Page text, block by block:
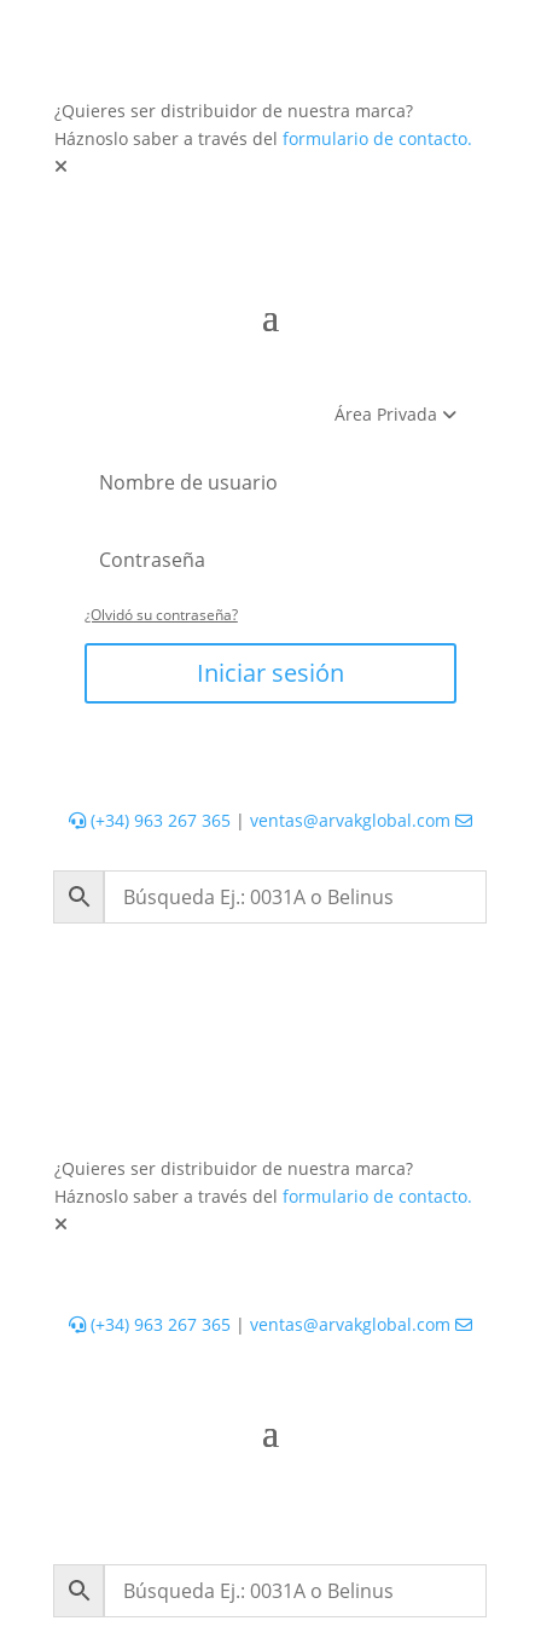
¿Quieres ser distribuidor de nuestra marca?
Háznoslo saber a través del formulario de contacto.
Área Privada
¿Olvidó su contraseña?
Iniciar sesión
(+34) 963 267 365| ventas@arvakglobal.com
¿Quieres ser distribuidor de nuestra marca?
Háznoslo saber a través del formulario de contacto.
(+34) 963 267 365| ventas@arvakglobal.com